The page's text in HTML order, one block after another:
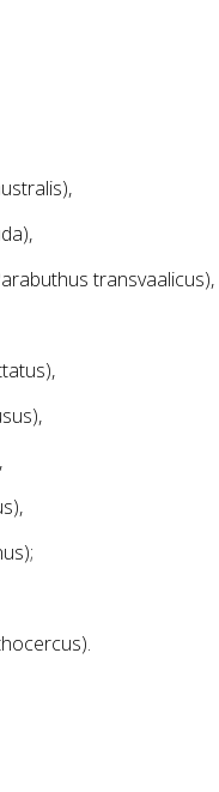
transvaalicus),